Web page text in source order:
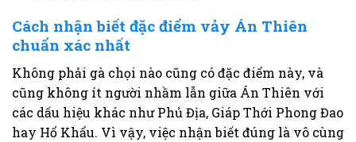
Cách nhận biết đặc điểm vảy Án Thiên
chuẩn xác nhất
Không phải gà chọi nào cũng có đặc điểm này, và
cũng không ít người nhầm lẫn giữa Án Thiên với
các dấu hiệu khác như Phủ Địa, Giáp Thới Phong Đao
hay Hổ Khẩu. Vì vậy, việc nhận biết đúng là vô cùng